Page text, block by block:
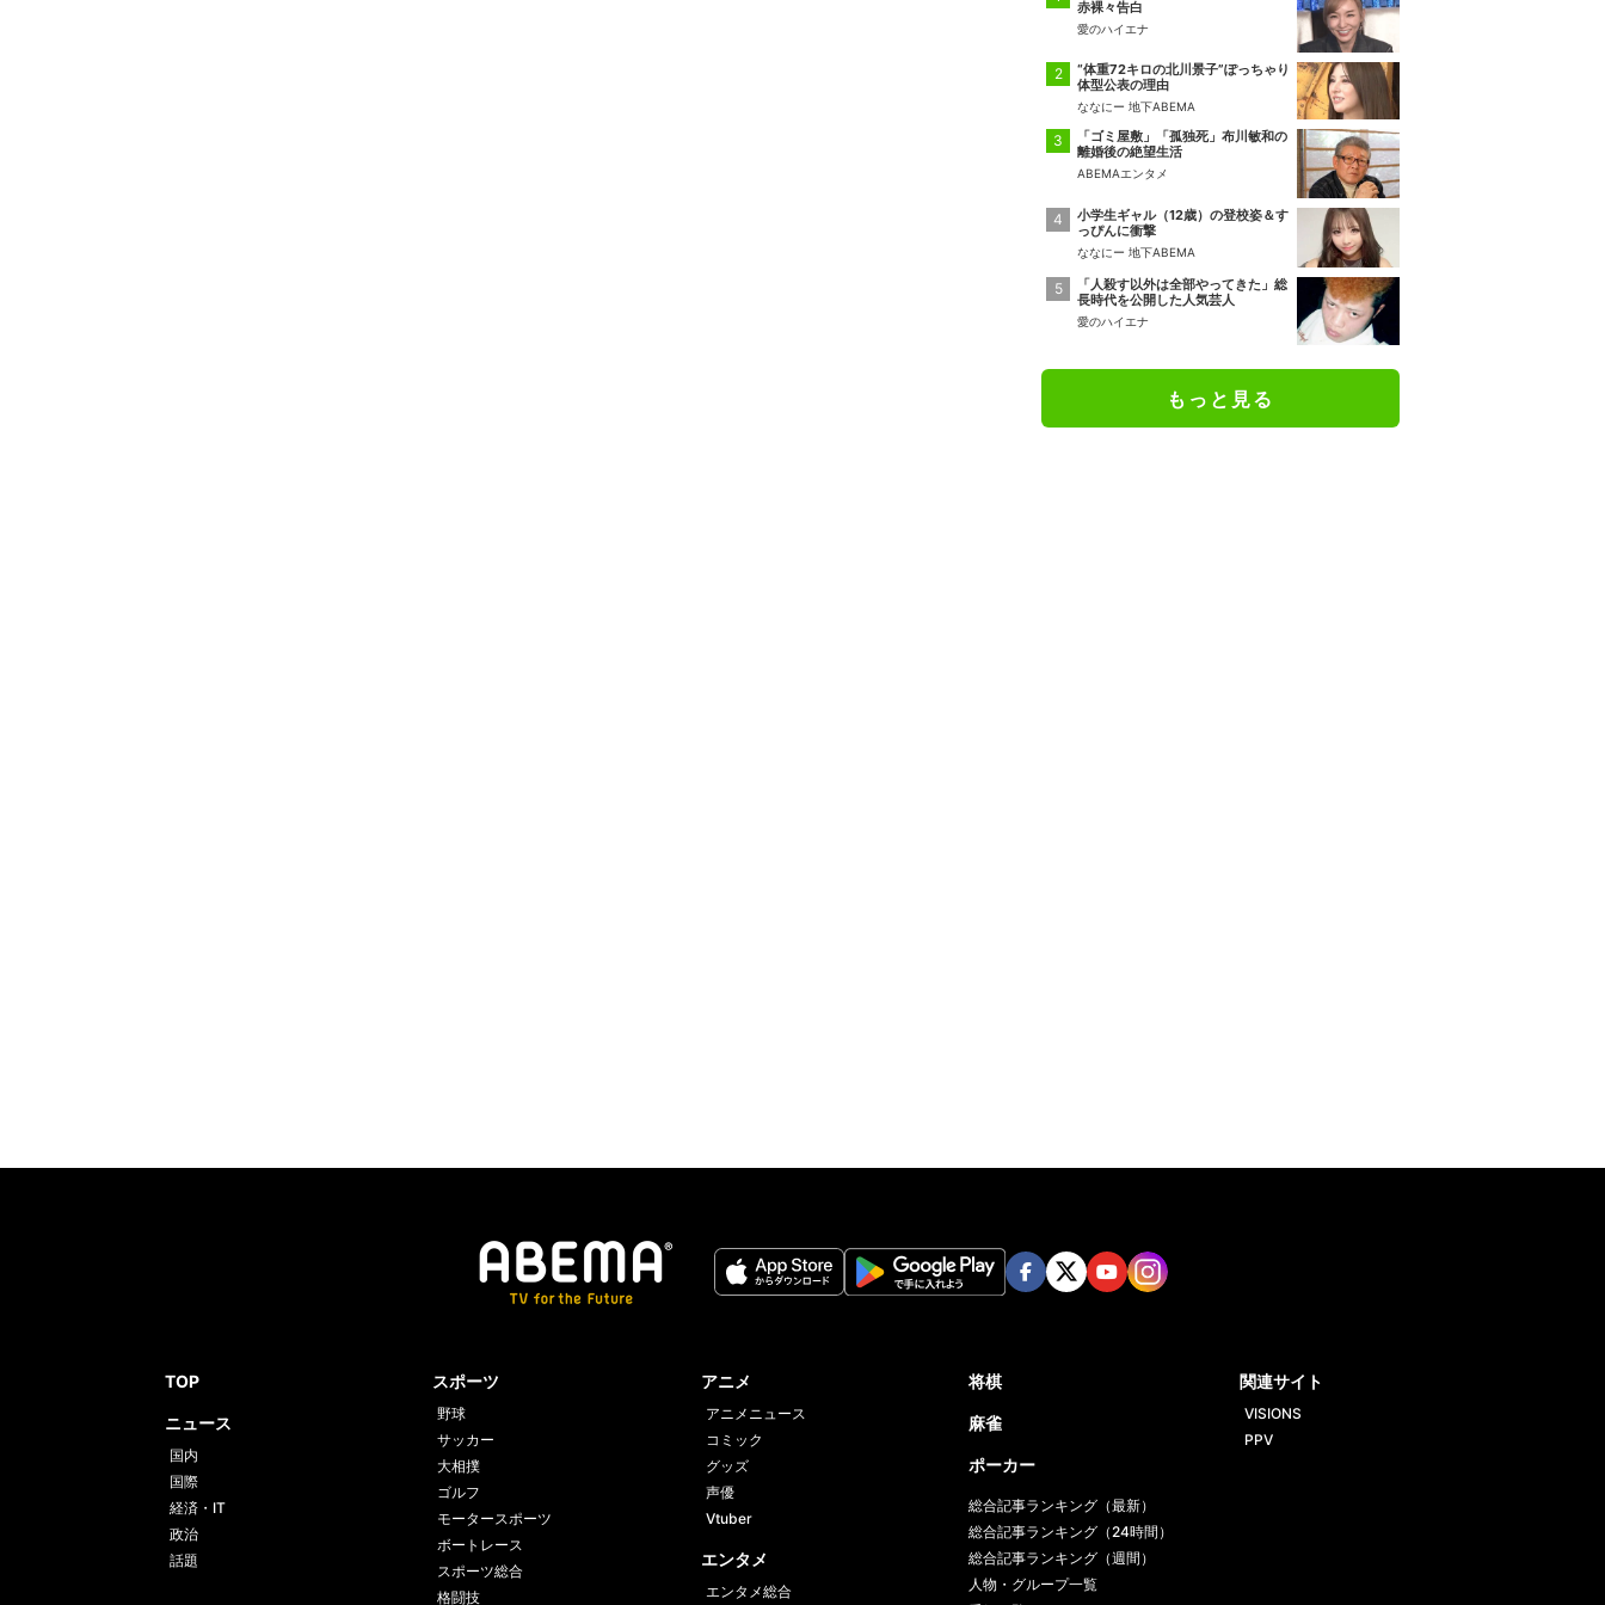
赤裸々告白
愛のハイエナ
“体重72キロの北川景子”ぽっちゃり
体型公表の理由
ななにー 地下ABEMA
「ゴミ屋敷」「孤独死」布川敏和の
離婚後の絶望生活
ABEMAエンタメ
小学生ギャル（12歳）の登校姿＆す
っぴんに衝撃
ななにー 地下ABEMA
「人殺す以外は全部やってきた」総
長時代を公開した人気芸人
愛のハイエナ
もっと見る
TOP
ニュース
国内
国際
経済・IT
政治
話題
スポーツ
野球
サッカー
大相撲
ゴルフ
モータースポーツ
ボートレース
スポーツ総合
格闘技
アニメ
アニメニュース
コミック
グッズ
声優
Vtuber
エンタメ
エンタメ総合
将棋
麻雀
ポーカー
総合記事ランキング（最新）
総合記事ランキング（24時間）
総合記事ランキング（週間）
人物・グループ一覧
関連サイト
VISIONS
PPV